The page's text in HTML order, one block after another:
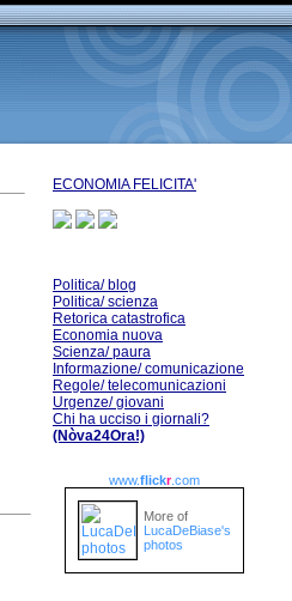
ECONOMIA FELICITA'
Politica/ blog
Politica/ scienza
Retorica catastrofica
Economia nuova
Scienza/ paura
Informazione/ comunicazione
Regole/ telecomunicazioni
Urgenze/ giovani
Chi ha ucciso i giornali?
(Nòva24Ora!)
www.flickr.com
More of
LucaDeBiase's
photos